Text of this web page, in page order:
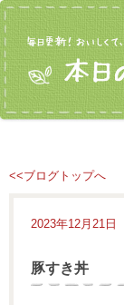
<<ブログトップへ
2023年12月21日
豚すき丼